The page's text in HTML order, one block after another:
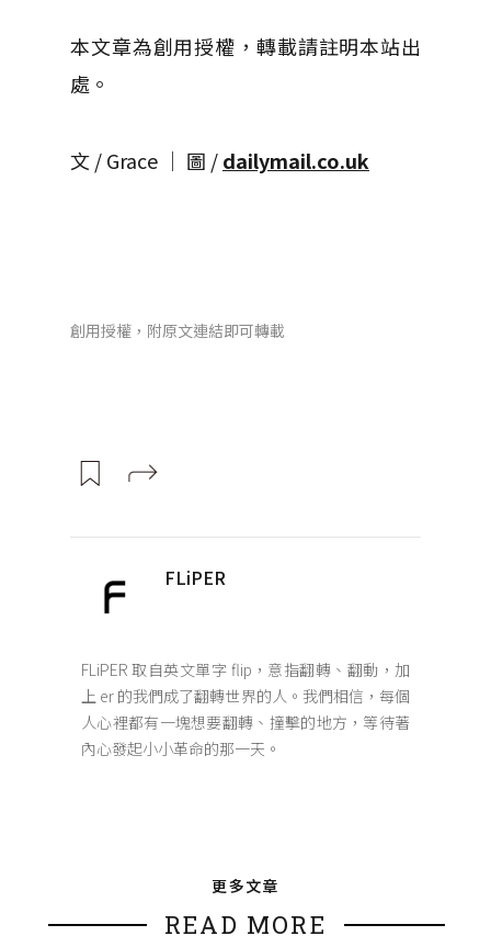
本文章為創用授權，轉載請註明本站出
處。
文 / Grace │ 圖 /dailymail.co.uk
創用授權，附原文連結即可轉載
FLiPER
FLiPER 取自英文單字 flip，意指翻轉、翻動，加
上 er 的我們成了翻轉世界的人。我們相信，每個
人心裡都有一塊想要翻轉、撞擊的地方，等待著
內心發起小小革命的那一天。
更多文章
READ MORE